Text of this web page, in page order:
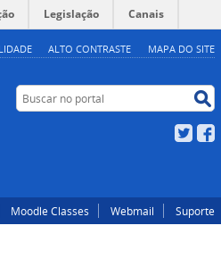
ALTO CONTRASTE MAPA DO SITE
Legislação Canais
Buscar no portal
Twitter
Moodle Classes Webmail Suporte